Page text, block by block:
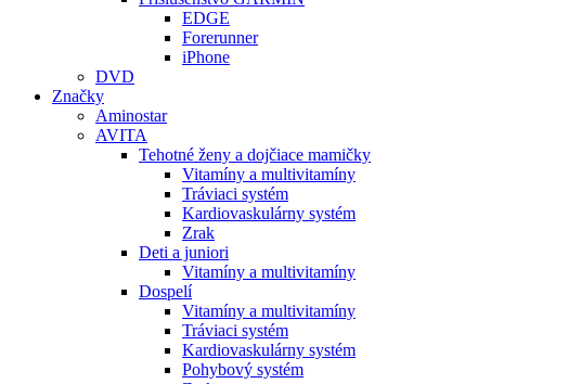
EDGE
Forerunner
iPhone
DVD
Značky
Aminostar
AVITA
Tehotné ženy a dojčiace mamičky
Vitamíny a multivitamíny
Tráviaci systém
Kardiovaskulárny systém
Zrak
Deti a juniori
Vitamíny a multivitamíny
Dospelí
Vitamíny a multivitamíny
Tráviaci systém
Kardiovaskulárny systém
Pohybový systém